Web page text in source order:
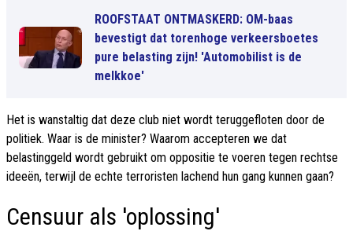
ROOFSTAAT ONTMASKERD: OM-baas
bevestigt dat torenhoge verkeersboetes
pure belasting zijn! 'Automobilist is de
melkkoe'
Het is wanstaltig dat deze club niet wordt teruggefloten door de
politiek. Waar is de minister? Waarom accepteren we dat
belastinggeld wordt gebruikt om oppositie te voeren tegen rechtse
ideeën, terwijl de echte terroristen lachend hun gang kunnen gaan?
Censuur als 'oplossing'